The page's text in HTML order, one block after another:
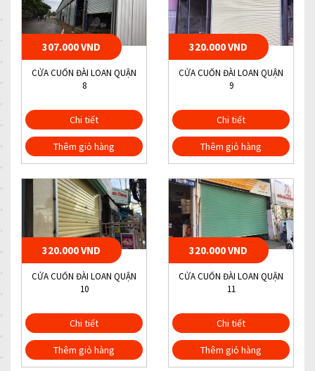
307.000 VND
CỬA CUỐN ĐÀI LOAN QUẬN
8
Chi tiết
Thêm giỏ hàng
320.000 VND
CỬA CUỐN ĐÀI LOAN QUẬN
9
Chi tiết
Thêm giỏ hàng
320.000 VND
CỬA CUỐN ĐÀI LOAN QUẬN
10
Chi tiết
Thêm giỏ hàng
320.000 VND
CỬA CUỐN ĐÀI LOAN QUẬN
11
Chi tiết
Thêm giỏ hàng